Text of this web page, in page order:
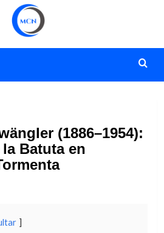
(1886–1954):
Batuta en